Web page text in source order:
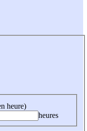
heure)
heures